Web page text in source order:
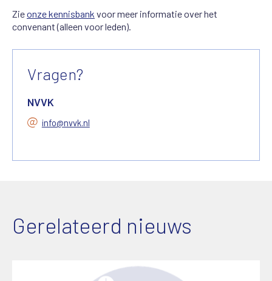
Zieonze kennisbank voor meer informatie over het
convenant (alleen voor leden).
Vragen?
NVVK
info@nvvk.nl
Gerelateerd nieuws